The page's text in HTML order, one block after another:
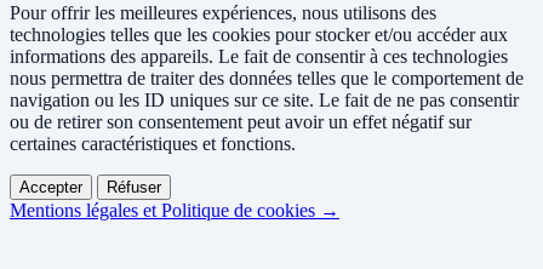
Pour offrir les meilleures expériences, nous utilisons des
technologies telles que les cookies pour stocker et/ou accéder aux
informations des appareils. Le fait de consentir à ces technologies
nous permettra de traiter des données telles que le comportement de
navigation ou les ID uniques sur ce site. Le fait de ne pas consentir
ou de retirer son consentement peut avoir un effet négatif sur
certaines caractéristiques et fonctions.
Accepter Réfuser
Mentions légales et Politique de cookies →